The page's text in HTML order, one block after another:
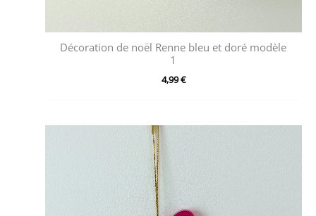
Décoration de noël Renne bleu et doré modèle
1
4,99€